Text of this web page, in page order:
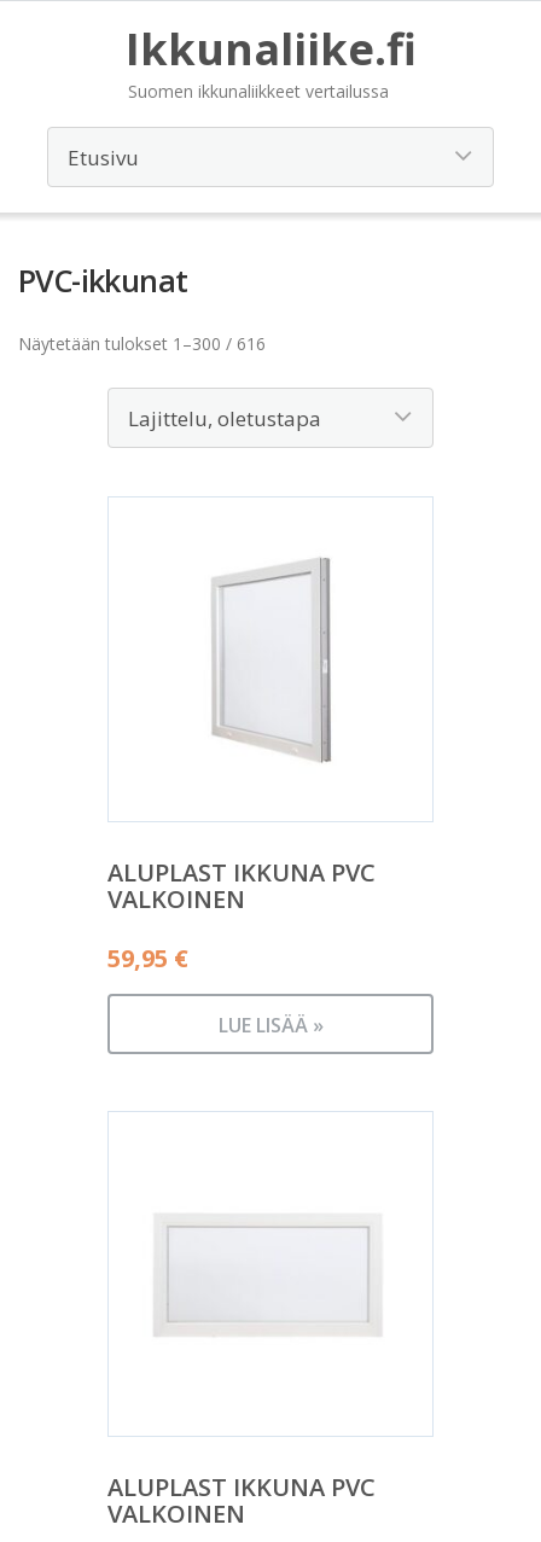
Ikkunaliike.fi
Suomen ikkunaliikkeet vertailussa
PVC-ikkunat
Näytetään tulokset 1–300 / 616
ALUPLAST IKKUNA PVC
VALKOINEN
59,95 €
LUE LISÄÄ »
ALUPLAST IKKUNA PVC
VALKOINEN